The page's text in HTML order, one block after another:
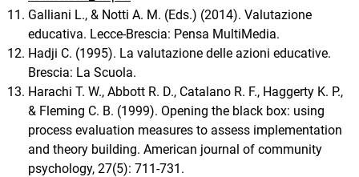
Galliani L., & Notti A. M. (Eds.) (2014). Valutazione
educativa. Lecce-Brescia: Pensa MultiMedia.
Hadji C. (1995). La valutazione delle azioni educative.
Brescia: La Scuola.
Harachi T. W., Abbott R. D., Catalano R. F., Haggerty K. P.,
& Fleming C. B. (1999). Opening the black box: using
process evaluation measures to assess implementation
and theory building. American journal of community
psychology, 27(5): 711-731.